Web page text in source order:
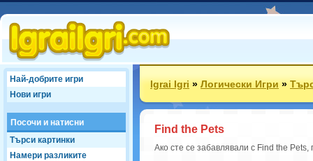
Най-добрите игри
Нови игри
Посочи и натисни
Търси картинки
Намери разликите
Igrai Igri»Логически Игри»
Find the Pets
Ако сте се забавлявали с Find the